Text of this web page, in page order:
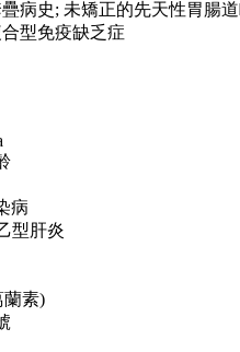
病史; 未矯正的先天性胃腸
型免疫缺乏症
病
型肝炎
蘭素)